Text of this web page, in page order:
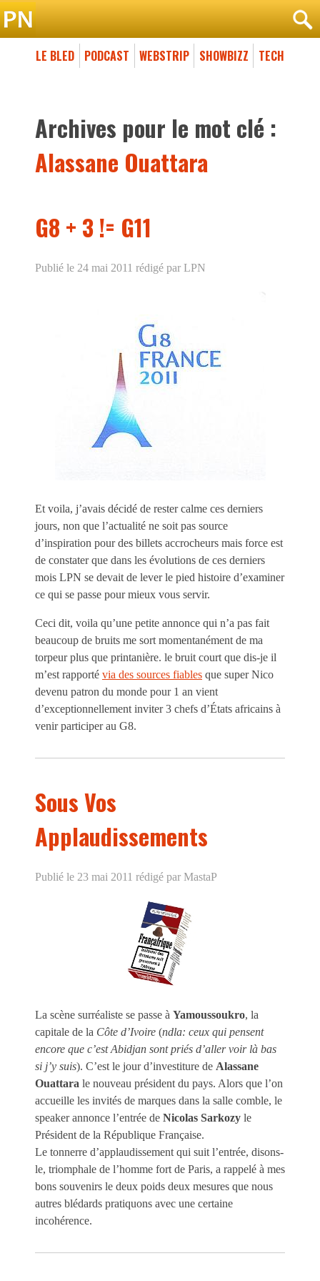
LE BLED PODCAST WEBSTRIP SHOWBIZZ TECH
Archives pour le mot clé :
Alassane Ouattara
G8 + 3 != G11
Publié le 24 mai 2011 rédigé par LPN
Et voila, j’avais décidé de rester calme ces derniers
jours, non que l’actualité ne soit pas source
d’inspiration pour des billets accrocheurs mais force est
de constater que dans les évolutions de ces derniers
mois LPN se devait de lever le pied histoire d’examiner
ce qui se passe pour mieux vous servir.
Ceci dit, voila qu’une petite annonce qui n’a pas fait
beaucoup de bruits me sort momentanément de ma
torpeur plus que printanière. le bruit court que dis-je il
m’est rapporté via des sources fiables que super Nico
devenu patron du monde pour 1 an vient
d’exceptionnellement inviter 3 chefs d’États africains à
venir participer au G8.
Sous Vos
Applaudissements
Publié le 23 mai 2011 rédigé par MastaP
La scène surréaliste se passe à Yamoussoukro, la
capitale de la Côte d’Ivoire (ndla: ceux qui pensent
encore que c’est Abidjan sont priés d’aller voir là bas
si j’y suis). C’est le jour d’investiture de Alassane
Ouattara le nouveau président du pays. Alors que l’on
accueille les invités de marques dans la salle comble, le
speaker annonce l’entrée de Nicolas Sarkozy le
Président de la République Française.
Le tonnerre d’applaudissement qui suit l’entrée, disons-
le, triomphale de l’homme fort de Paris, a rappelé à mes
bons souvenirs le deux poids deux mesures que nous
autres blédards pratiquons avec une certaine
incohérence.